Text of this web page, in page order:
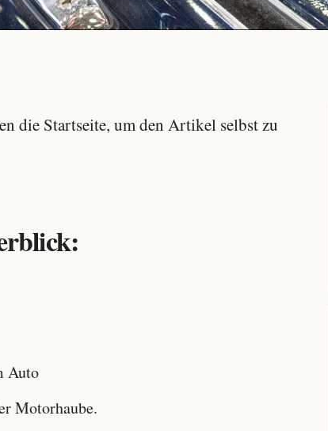
die Startseite, um den Artikel selbst zu
Auto
Motorhaube.